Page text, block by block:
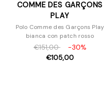
COMME DES GARÇONS
PLAY
Polo Comme des Garçons Play
bianca con patch rosso
€151,00
-30%
€105,00